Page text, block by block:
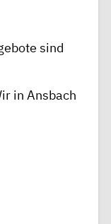
sind
in Ansbach